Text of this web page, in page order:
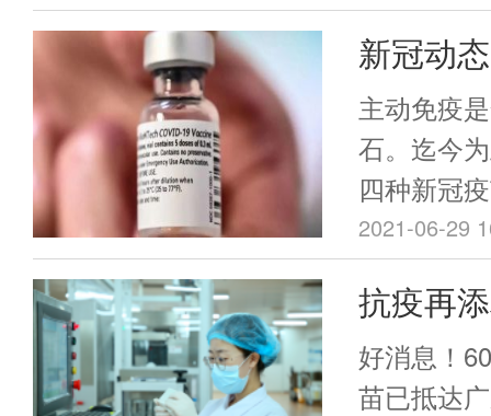
mRNA-
文，几项
其有效率
基本一致
实世界中
症状感染
Covid-19
状持续时
这类患者
新冠动
打吗？
混打后
主动免疫
石。迄今
四种新冠
mRNA疫
mRNA疫苗
BioNTech
024414（
2021-06-29
抗疫再
新冠疫
好消息！
苗已抵达